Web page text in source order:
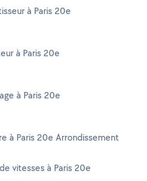
à Paris 20e
à Paris 20e
à Paris 20e
à Paris 20e Arrondissement
vitesses à Paris 20e